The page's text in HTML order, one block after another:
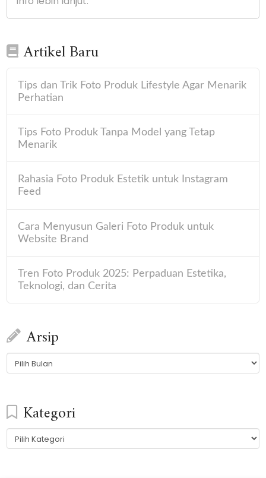
Artikel Baru
Tips dan Trik Foto Produk Lifestyle Agar Menarik
Perhatian
Tips Foto Produk Tanpa Model yang Tetap
Menarik
Rahasia Foto Produk Estetik untuk Instagram
Feed
Cara Menyusun Galeri Foto Produk untuk
Website Brand
Tren Foto Produk 2025: Perpaduan Estetika,
Teknologi, dan Cerita
Arsip
Arsip
Kategori
Kategori